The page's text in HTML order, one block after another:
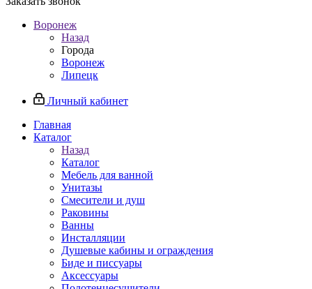
Воронеж
Назад
Города
Воронеж
Липецк
Личный кабинет
Главная
Каталог
Назад
Каталог
Мебель для ванной
Унитазы
Смесители и душ
Раковины
Ванны
Инсталляции
Душевые кабины и ограждения
Биде и писсуары
Аксессуары